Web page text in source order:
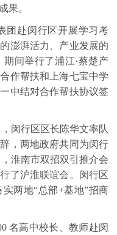
果。
团赴闵行区开展学习考
澎湃活力、产业发展的
间举行了浦江·蔡楚产
作帮扶和上海七宝中学
中结对合作帮扶协议签
，闵行区区长陈华文率队
，两地政府共同为闵行
，淮南市双招双引推介会
了沪淮联谊会。闵行区
两地“总部+基地”招商
名高中校长、教师赴闵